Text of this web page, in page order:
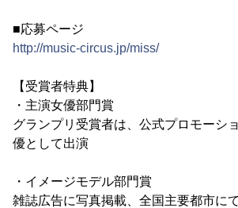
■応募ページ
http://music-circus.jp/miss/
【受賞者特典】
・主演女優部門賞
グランプリ受賞者は、公式プロモーシ
優として出演
・イメージモデル部門賞
雑誌広告に写真掲載、全国主要都市に